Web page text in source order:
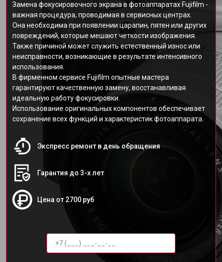
Замена фокусировочного экрана в фотоаппаратах Fujifilm -
важная процедура, проводимая в сервисных центрах.
Она необходима при появлении царапин, пятен или других
повреждений, которые мешают четкости изображения.
Также причиной может служить естественный износ или
неисправности, возникающие в результате интенсивного
использования.
В фирменном сервисе Fujifilm опытные мастера
гарантируют качественную замену, восстанавливая
идеальную работу фокусировки.
Использование оригинальных компонентов обеспечивает
сохранение всех функций и характеристик фотоаппарата.
Экспресс ремонт в день обращения
Гарантия до 3-х лет
Цена от 2700 руб